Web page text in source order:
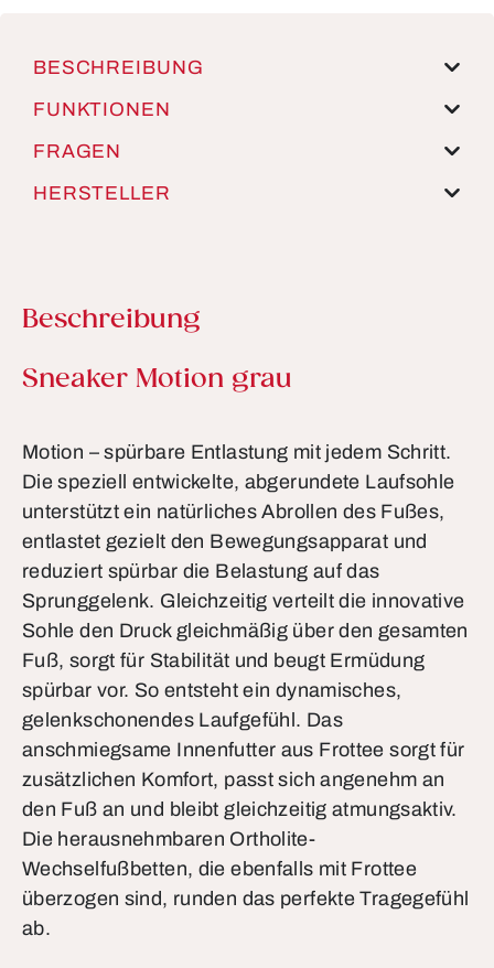
BESCHREIBUNG
FUNKTIONEN
FRAGEN
HERSTELLER
Beschreibung
Produktinformationen
Sneaker Motion grau
Motion – spürbare Entlastung mit jedem Schritt.
Die speziell entwickelte, abgerundete Laufsohle
unterstützt ein natürliches Abrollen des Fußes,
entlastet gezielt den Bewegungsapparat und
reduziert spürbar die Belastung auf das
Sprunggelenk. Gleichzeitig verteilt die innovative
Sohle den Druck gleichmäßig über den gesamten
Fuß, sorgt für Stabilität und beugt Ermüdung
spürbar vor. So entsteht ein dynamisches,
gelenkschonendes Laufgefühl. Das
anschmiegsame Innenfutter aus Frottee sorgt für
zusätzlichen Komfort, passt sich angenehm an
den Fuß an und bleibt gleichzeitig atmungsaktiv.
Die herausnehmbaren Ortholite-
Wechselfußbetten, die ebenfalls mit Frottee
überzogen sind, runden das perfekte Tragegefühl
ab.